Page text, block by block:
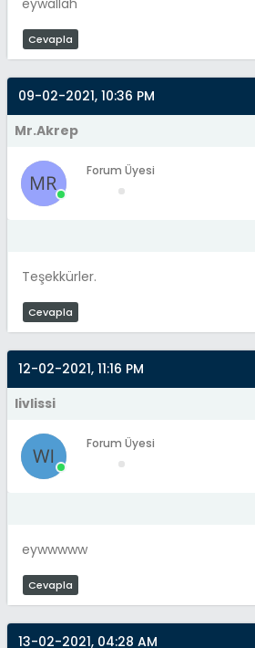
Cevapla
09-02-2021, 10:36 PM
Mr.Akrep
Forum Üyesi
Teşekkürler.
Cevapla
12-02-2021, 11:16 PM
livlissi
Forum Üyesi
eywwwww
Cevapla
13-02-2021, 04:28 AM